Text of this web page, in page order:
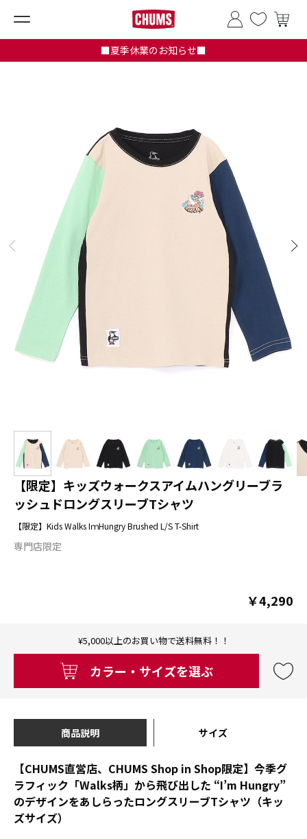
■夏季休業のお知らせ■
【限定】キッズウォークスアイムハングリーブラ
ッシュドロングスリーブTシャツ
【限定】Kids Walks IｍHungry Brushed L/S T-Shirt
専門店限定
￥4,290
¥5,000以上のお買い物で送料無料！！
カラー・サイズを選ぶ
商品説明 サイズ
【CHUMS直営店、CHUMS Shop in Shop限定】今季グ
ラフィック「Walks柄」から飛び出した “I’m Hungry”
のデザインをあしらったロングスリーブTシャツ（キッ
ズサイズ）